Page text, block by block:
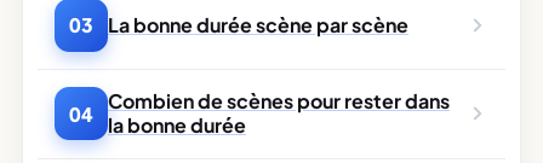
03 La bonne durée scène par scène
04 Combien de scènes pour rester dans
la bonne durée